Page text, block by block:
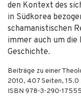
den Kontext des
in Südkorea
schamanistischen
immer auch um die
Geschichte.
Beiträge zu einer
2010, 407Seiten, 15.0
ISBN 978-3-290-